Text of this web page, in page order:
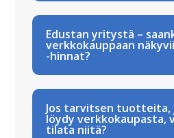
Edustan yritystä –
verkkokauppaan
-hinnat?
Jos tarvitsen tuotteita,
löydy verkkokaupasta,
tilata niitä?